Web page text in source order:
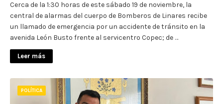
Cerca de la 1:30 horas de este sábado 19 de noviembre, la
central de alarmas del cuerpo de Bomberos de Linares recibe
un llamado de emergencia por un accidente de tránsito en la
avenida León Busto frente al servicentro Copec; de …
Leer más
POLÍTICA